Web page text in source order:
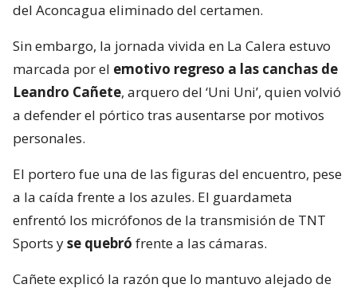
del Aconcagua eliminado del certamen.
Sin embargo, la jornada vivida en La Calera estuvo
marcada por el emotivo regreso a las canchas de
Leandro Cañete, arquero del ‘Uni Uni’, quien volvió
a defender el pórtico tras ausentarse por motivos
personales.
El portero fue una de las figuras del encuentro, pese
a la caída frente a los azules. El guardameta
enfrentó los micrófonos de la transmisión de TNT
Sports yse quebró frente a las cámaras.
Cañete explicó la razón que lo mantuvo alejado de